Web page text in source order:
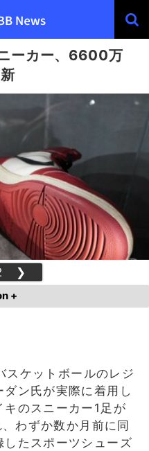
ーカー、6600万
❯
+
スケットボールのレジ
ダン氏が実際に着用し
のスニーカー1足が
わずか数か月前に同
たスポーツシューズ